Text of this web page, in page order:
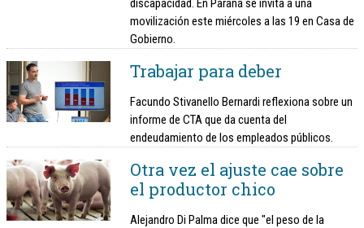
discapacidad. En Paraná se invita a una
movilización este miércoles a las 19 en Casa de
Gobierno.
Trabajar para deber
Facundo Stivanello Bernardi reflexiona sobre un
informe de CTA que da cuenta del
endeudamiento de los empleados públicos.
Otra vez el ajuste cae sobre
el productor chico
Alejandro Di Palma dice que "el peso de la